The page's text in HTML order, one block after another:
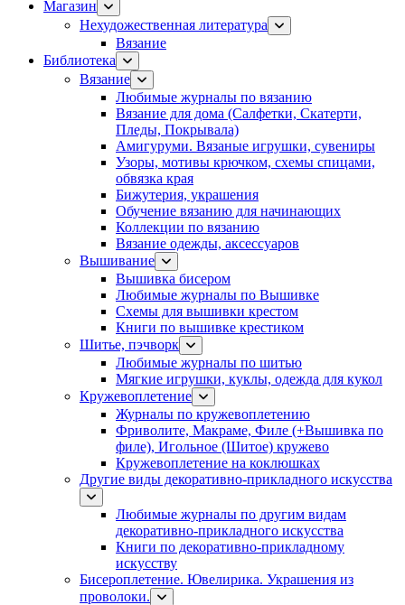
Магазин
Нехудожественная литература
Вязание
Библиотека
Вязание
Любимые журналы по вязанию
Вязание для дома (Салфетки, Скатерти,
Пледы, Покрывала)
Амигуруми. Вязаные игрушки, сувениры
Узоры, мотивы крючком, схемы спицами,
обвязка края
Бижутерия, украшения
Обучение вязанию для начинающих
Коллекции по вязанию
Вязание одежды, аксессуаров
Вышивание
Вышивка бисером
Любимые журналы по Вышивке
Схемы для вышивки крестом
Книги по вышивке крестиком
Шитье, пэчворк
Любимые журналы по шитью
Мягкие игрушки, куклы, одежда для кукол
Кружевоплетение
Журналы по кружевоплетению
Фриволите, Макраме, Филе (+Вышивка по
филе), Игольное (Шитое) кружево
Кружевоплетение на коклюшках
Другие виды декоративно-прикладного искусства
Любимые журналы по другим видам
декоративно-прикладного искусства
Книги по декоративно-прикладному
искусству
Бисероплетение. Ювелирика. Украшения из
проволоки.